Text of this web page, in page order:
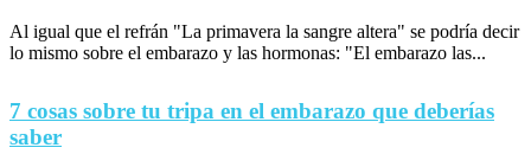
Al igual que el refrán "La primavera la sangre altera" se podría decir
lo mismo sobre el embarazo y las hormonas: "El embarazo las...
7 cosas sobre tu tripa en el embarazo que deberías
saber